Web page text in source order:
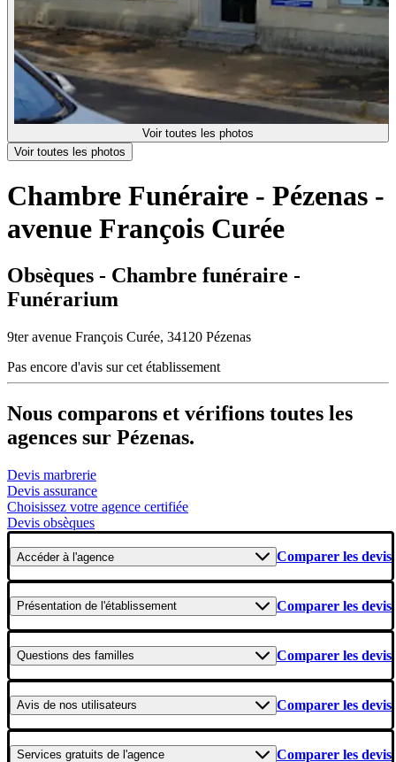
Voir toutes les photos
Voir toutes les photos
Chambre Funéraire - Pézenas -
avenue François Curée
Obsèques - Chambre funéraire -
Funérarium
9ter avenue François Curée, 34120 Pézenas
Pas encore d'avis sur cet établissement
Nous comparons et vérifions toutes les
agences sur Pézenas.
Devis marbrerie
Devis assurance
Choisissez votre agence certifiée
Devis obsèques
Accéderà l'agence Comparer les devis
Présentation de l'établissement Comparer les devis
Questions des familles Comparer les devis
Avis de nos utilisateurs Comparer les devis
Services gratuits de l'agence Comparer les devis